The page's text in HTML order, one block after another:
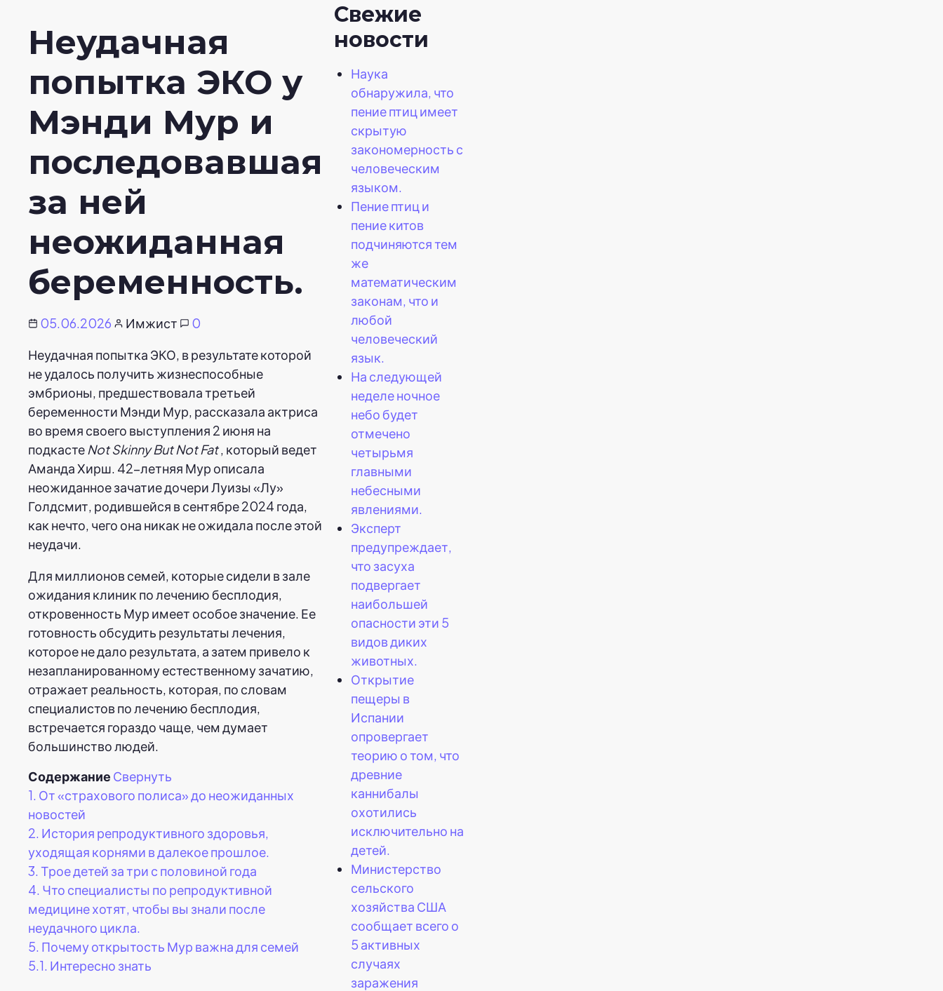
Неудачная
попытка ЭКО у
Мэнди Мур и
последовавшая
за ней
неожиданная
беременность.
05.06.2026 Имжист
0
Неудачная попытка ЭКО, в результате которой
не удалось получить жизнеспособные
эмбрионы, предшествовала третьей
беременности Мэнди Мур, рассказала актриса
во время своего выступления 2 июня на
подкасте Not Skinny But Not Fat, который ведет
Аманда Хирш. 42-летняя Мур описала
неожиданное зачатие дочери Луизы «Лу»
Голдсмит, родившейся в сентябре 2024 года,
как нечто, чего она никак не ожидала после этой
неудачи.
Для миллионов семей, которые сидели в зале
ожидания клиник по лечению бесплодия,
откровенность Мур имеет особое значение. Ее
готовность обсудить результаты лечения,
которое не дало результата, а затем привело к
незапланированному естественному зачатию,
отражает реальность, которая, по словам
специалистов по лечению бесплодия,
встречается гораздо чаще, чем думает
большинство людей.
Содержание Свернуть
1. От «страхового полиса» до неожиданных
новостей
2. История репродуктивного здоровья,
уходящая корнями в далекое прошлое.
3. Трое детей за три с половиной года
4. Что специалисты по репродуктивной
медицине хотят, чтобы вы знали после
неудачного цикла.
5. Почему открытость Мур важна для семей
5.1. Интересно знать
Свежие
новости
Наука
обнаружила, что
пение птиц имеет
скрытую
закономерность с
человеческим
языком.
Пение птиц и
пение китов
подчиняются тем
же
математическим
законам, что и
любой
человеческий
язык.
На следующей
неделе ночное
небо будет
отмечено
четырьмя
главными
небесными
явлениями.
Эксперт
предупреждает,
что засуха
подвергает
наибольшей
опасности эти 5
видов диких
животных.
Открытие
пещеры в
Испании
опровергает
теорию о том, что
древние
каннибалы
охотились
исключительно на
детей.
Министерство
сельского
хозяйства США
сообщает всего о
5 активных
случаях
заражения